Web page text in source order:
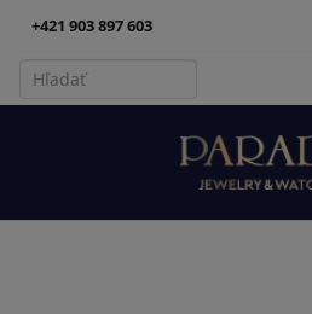
+421 903 897 603